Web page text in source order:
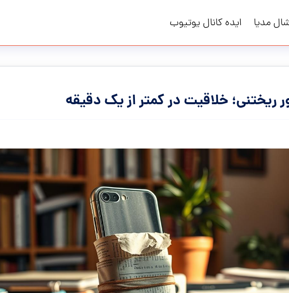
مدیا ایده کانال یوتیوب
ریختنی؛ خلاقیت در کمتر از یک دقیقه